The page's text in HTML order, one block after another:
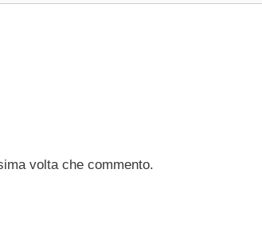
volta che commento.